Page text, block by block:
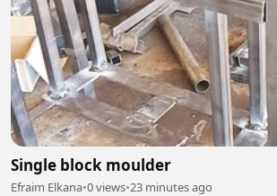
Single block moulder
Efraim Elkana•0 views•23 minutes ago